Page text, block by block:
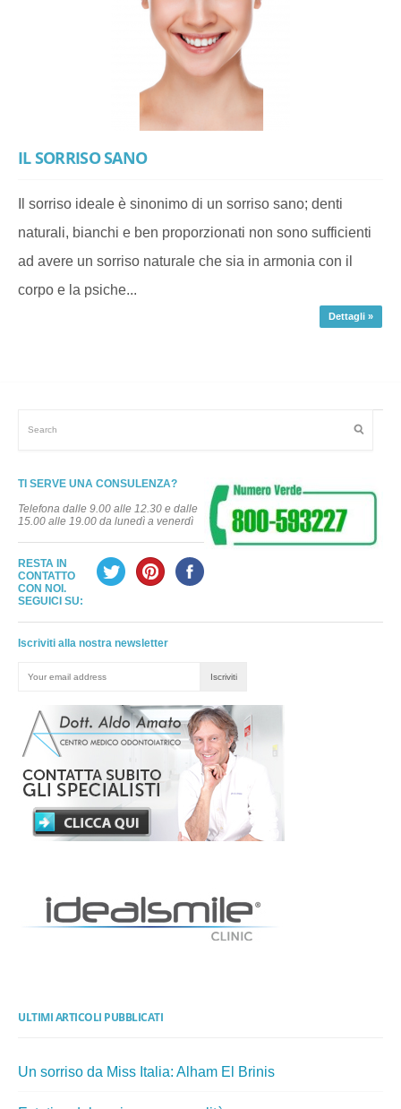
IL SORRISO SANO
Il sorriso ideale è sinonimo di un sorriso sano; denti
naturali, bianchi e ben proporzionati non sono sufficienti
ad avere un sorriso naturale che sia in armonia con il
corpo e la psiche...
Dettagli »
TI SERVE UNA CONSULENZA?
Telefona dalle 9.00 alle 12.30 e dalle
15.00 alle 19.00 da lunedì a venerdì
RESTA IN
CONTATTO
CON NOI.
SEGUICI SU:
Iscriviti alla nostra newsletter
ULTIMI ARTICOLI PUBBLICATI
Un sorriso da Miss Italia: Alham El Brinis